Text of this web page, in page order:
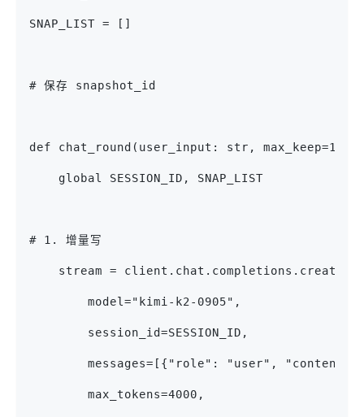
SNAP_LIST = []
# 保存 snapshot_id
def chat_round(user_input: str,
    global SESSION_ID, SNAP_LIST
# 1. 增量写
    stream = client.chat.completions.create(
        model="kimi-k2-0905",
        session_id=SESSION_ID,
messages=[{"role": "user", "content":
        max_tokens=4000,